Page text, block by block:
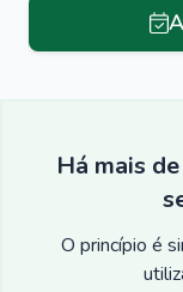
Há mais
O princípio é